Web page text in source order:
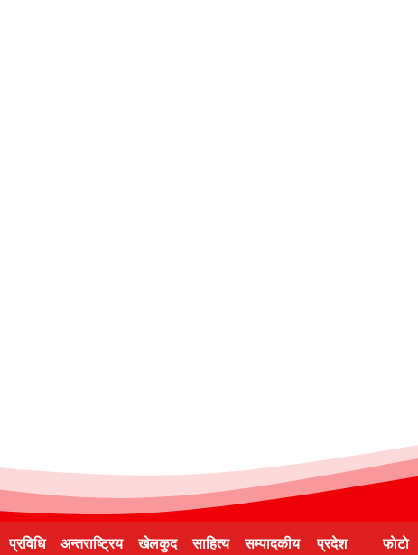
प्रविधि अन्तराष्ट्रिय खेलकुद साहित्य सम्पादकीय प्रदेश फाेटाे